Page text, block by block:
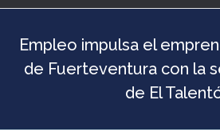
Empleo impulsa el
de El